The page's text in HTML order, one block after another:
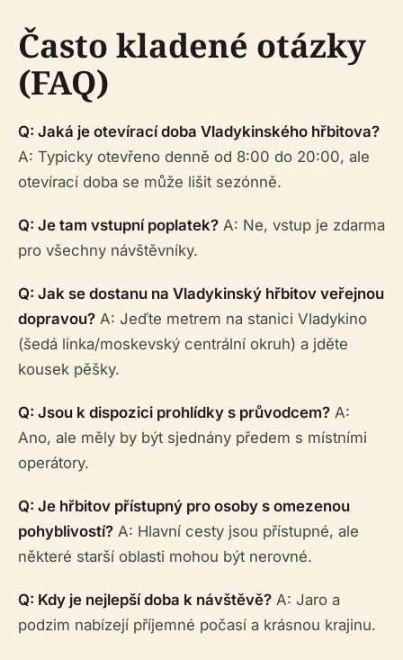
Často kladené otázky
(FAQ)
Q: Jaká je otevírací doba Vladykinského hřbitova?
A: Typicky otevřeno denně od 8:00 do 20:00, ale
otevírací doba se může lišit sezónně.
Q: Je tam vstupní poplatek? A: Ne, vstup je zdarma
pro všechny návštěvníky.
Q: Jak se dostanu na Vladykinský hřbitov veřejnou
dopravou? A: Jeďte metrem na stanici Vladykino
(šedá linka/moskevský centrální okruh) a jděte
kousek pěšky.
Q: Jsou k dispozici prohlídky s průvodcem? A:
Ano, ale měly by být sjednány předem s místními
operátory.
Q: Je hřbitov přístupný pro osoby s omezenou
pohyblivostí? A: Hlavní cesty jsou přístupné, ale
některé starší oblasti mohou být nerovné.
Q: Kdy je nejlepší doba k návštěvě? A: Jaro a
podzim nabízejí příjemné počasí a krásnou krajinu.